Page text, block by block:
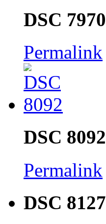
DSC 7970
Permalink
DSC 8092
Permalink
DSC 8127